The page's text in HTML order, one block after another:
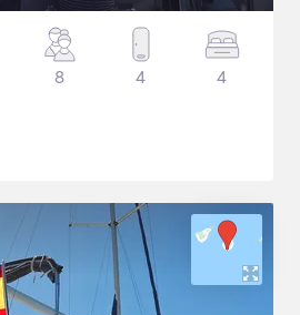
8 4 4